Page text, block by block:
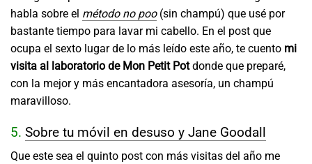
habla sobre el método no poo(sin champú) que usé por
bastante tiempo para lavar mi cabello. En el post que
ocupa el sexto lugar de lo más leído este año, te cuento mi
visita al laboratorio de Mon Petit Potdonde que preparé,
con la mejor y más encantadora asesoría, un champú
maravilloso.
5. Sobre tu móvil en desuso y Jane Goodall
Que este sea el quinto post con más visitas del año me